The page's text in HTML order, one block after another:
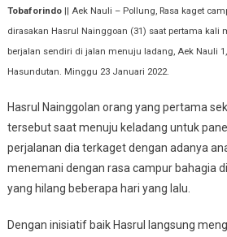
Tobaforindo|| Aek Nauli – Pollung, Rasa kaget
dirasakan Hasrul Nainggoan (31) saat pertama kali
berjalan sendiri di jalan menuju ladang, Aek Nauli
Hasundutan. Minggu 23 Januari 2022.
Hasrul Nainggolan orang yang pertama
tersebut saat menuju keladang untuk
perjalanan dia terkaget dengan adanya
menemani dengan rasa campur bahagia
yang hilang beberapa hari yang lalu.
Dengan inisiatif baik Hasrul langsung